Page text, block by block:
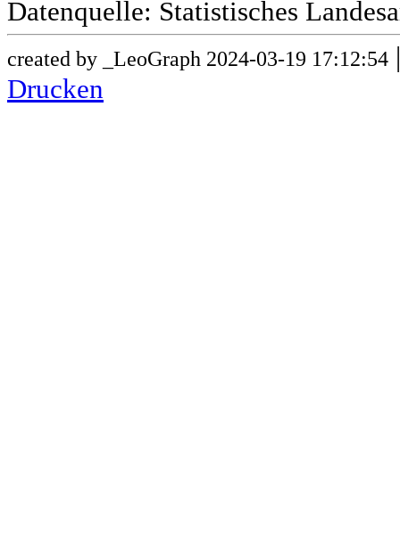
Datenquelle: Statistisches
created by _LeoGraph 2024-03-19 17:12:54
Drucken